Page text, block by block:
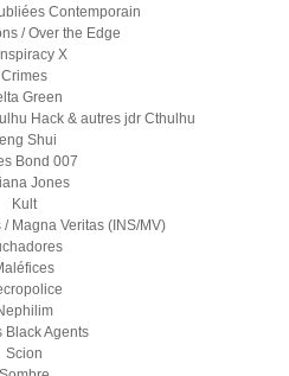
Contemporain
/ Over the Edge
X
Crimes
Green
Hack & autres jdr Cthulhu
Shui
Bond 007
Jones
Kult
Magna Veritas (INS/MV)
Black Agents
Scion